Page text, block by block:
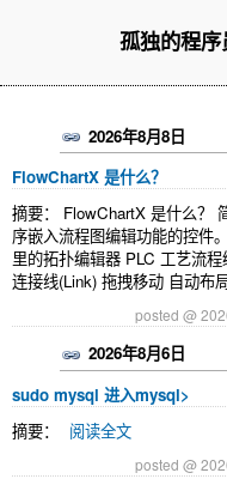
孤独的程
2026年8月8日
FlowChartX 是什么？
摘要： FlowChartX 是什么？
序嵌入流程图编辑功能的控件
里的拓扑编辑器 PLC 工艺流
连接线(Link) 拖拽移动 自动布
posted @
2026年8月6日
sudo mysql 进入mysql>
摘要：
阅读全文
posted @